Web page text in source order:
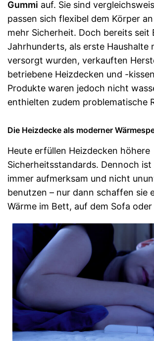
Gummi auf. Sie sind
passen sich flexibel dem Körper
mehr Sicherheit. Doch bereits seit
Jahrhunderts, als erste Haushalte
versorgt wurden, verkauften
betriebene Heizdecken und -
Produkte waren jedoch nicht
enthielten zudem problematische
Die Heizdecke als moderner
Heute erfüllen Heizdecken höhere
Sicherheitsstandards. Dennoch
immer aufmerksam und nicht
benutzen – nur dann schaffen sie
Wärme im Bett, auf dem Sofa oder